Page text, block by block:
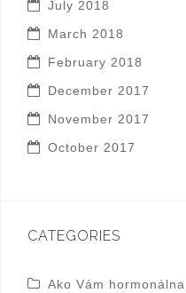
July 2018
March 2018
February 2018
December 2017
November 2017
October 2017
CATEGORIES
Ako Vám